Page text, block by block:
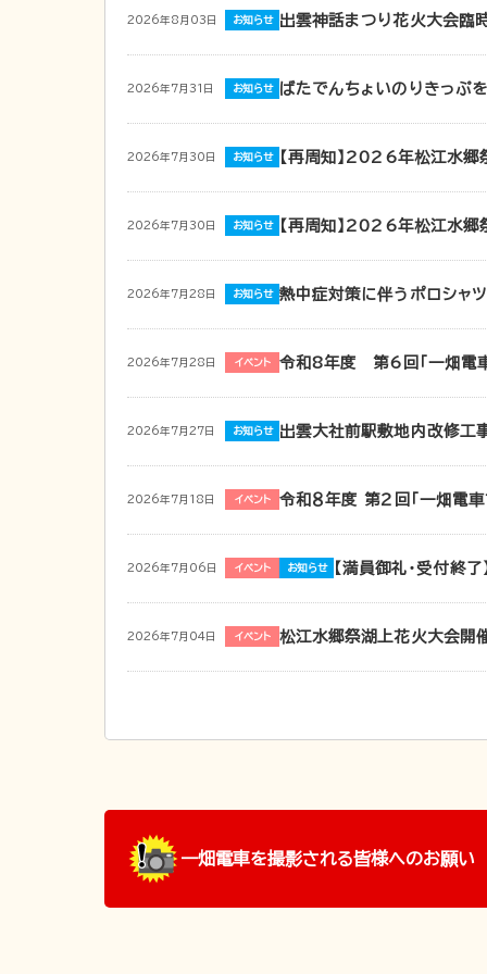
2026年8月03日 お知らせ 出雲神話まつり花火大会臨
2026年7月31日 お知らせ ばたでんちょいのりきっぷ
2026年7月30日 お知らせ 【再周知】2026年松江水
2026年7月30日 お知らせ 【再周知】2026年松江水
2026年7月28日 お知らせ 熱中症対策に伴うポロシャ
2026年7月28日 イベント 令和8年度 第6回「一畑電
2026年7月27日 お知らせ 出雲大社前駅敷地内改修工
2026年7月18日 イベント 令和８年度 第２回「一畑電
2026年7月06日 イベント お知らせ 【満員御礼・受付終
2026年7月04日 イベント 松江水郷祭湖上花火大会開
一畑電車を撮影される皆様へのお願い